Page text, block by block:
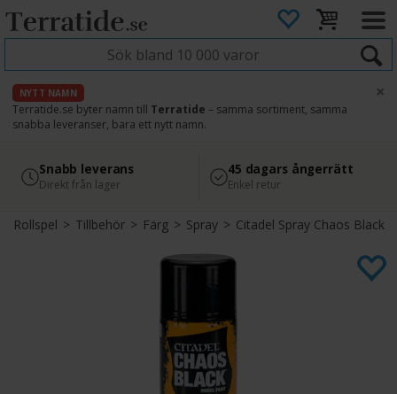
NYTT NAMN
Terratide.se byter namn till Terratide – samma sortiment, samma
snabba leveranser, bara ett nytt namn.
×
4.8
Läs omdömen på Google
Säker betalning
med Svea
Snabb leverans
Direkt från lager
45 dagars ångerrätt
Enkel retur
Rollspel>Tillbehör> Färg>Spray>Citadel Spray Chaos Black